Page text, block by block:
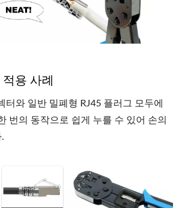
적용 사례
터와 일반 밀폐형 RJ45 플러그 모두에
번의 동작으로 쉽게 누를 수 있어 손의